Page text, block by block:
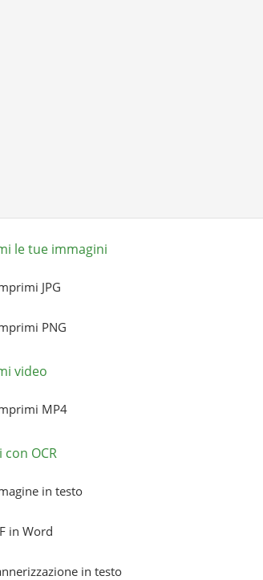
le tue immagini
JPG
PNG
video
MP4
OCR
in testo
in Word
in testo